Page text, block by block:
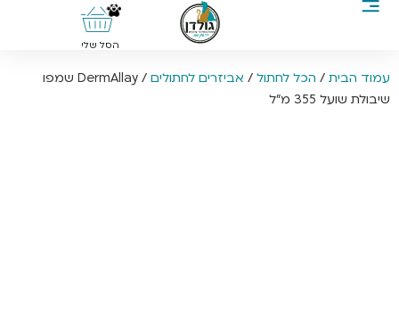
0
הסל שלי
עמוד הבית / הכל לחתול / אביזרים לחתולים
/ DermAllay שמפו
שיבולת שועל 355 מ”ל